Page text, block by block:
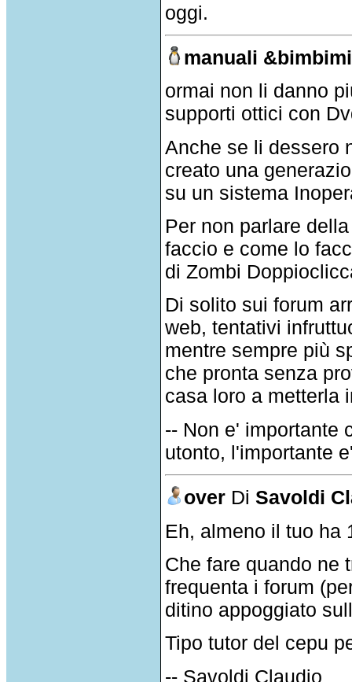
oggi.
manuali
ormai non li danno
supporti ottici con
Anche se li dessero
creato una
su un sistema
Per non parlare
faccio e come lo
di Zombi
Di solito sui forum
web, tentativi
mentre sempre più
che pronta senza
casa loro a metterla
-- Non e' importante
utonto, l'importante
over DiSavoldi
Eh, almeno il tuo ha
Che fare quando ne
frequenta i forum
ditino appoggiato
Tipo tutor del cepu
-- Savoldi Claudio